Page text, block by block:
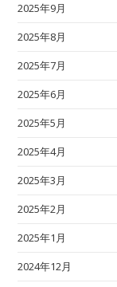
2025年9月
2025年8月
2025年7月
2025年6月
2025年5月
2025年4月
2025年3月
2025年2月
2025年1月
2024年12月